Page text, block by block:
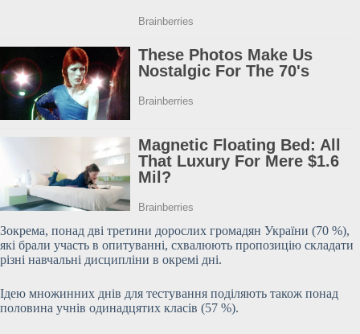
Зокрема, понад дві третини дорослих громадян України (70 %),
які брали участь в опитуванні, схвалюють пропозицію складати
різні навчальні дисципліни в окремі дні.
Ідею множинних днів для тестування поділяють також понад
половина учнів одинадцятих класів (57 %).